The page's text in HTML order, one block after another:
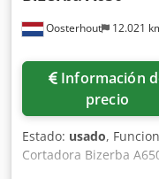
Oosterhout 12.021
Información de
precio
Estado: usado,
Cortadora Bizerba
automática Bizerba